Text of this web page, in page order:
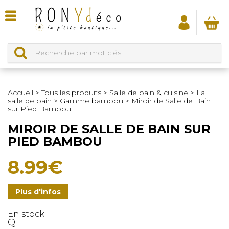
Accueil >Tous les produits > Salle de bain & cuisine > La
salle de bain > Gamme bambou > Miroir de Salle de Bain
sur Pied Bambou
MIROIR DE SALLE DE BAIN SUR
PIED BAMBOU
8.99€
Plus d'infos
En stock
QTE